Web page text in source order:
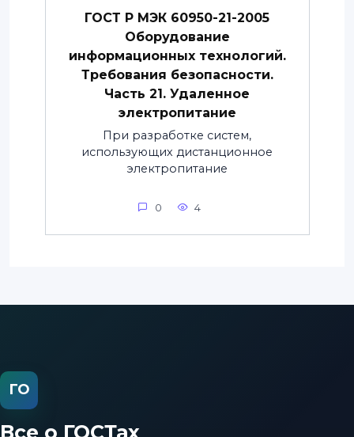
ГОСТ Р МЭК 60950-21-2005
Оборудование
информационных технологий.
Требования безопасности.
Часть 21. Удаленное
электропитание
При разработке систем,
использующих дистанционное
электропитание
0 4
ГО
Все о ГОСТах